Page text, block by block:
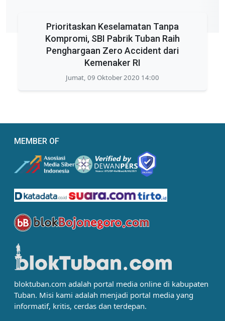
Prioritaskan Keselamatan Tanpa
Kompromi, SBI Pabrik Tuban Raih
Penghargaan Zero Accident dari
Kemenaker RI
Jumat, 09 Oktober 2020 14:00
MEMBER OF
bloktuban.com adalah portal media online di kabupaten
Tuban. Misi kami adalah menjadi portal media yang
informatif, kritis, cerdas dan terdepan.